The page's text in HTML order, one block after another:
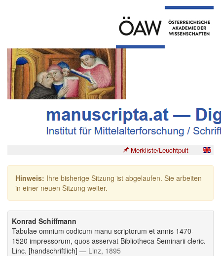
Merkliste/Leuchtpult
Hinweis: Ihre bisherige Sitzung ist abgelaufen. Sie arbeiten
in einer neuen Sitzung weiter.
Konrad Schiffmann
Tabulae omnium codicum manu scriptorum et annis 1470-
1520 impressorum, quos asservat Bibliotheca Seminarii cleric.
Linc. [handschriftlich] — Linz, 1895